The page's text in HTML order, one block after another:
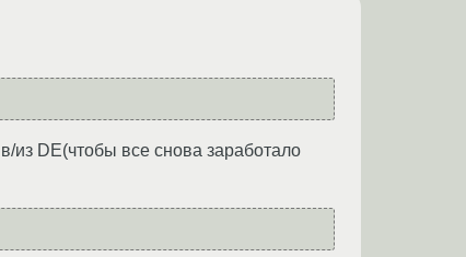
из DE(чтобы все снова заработало